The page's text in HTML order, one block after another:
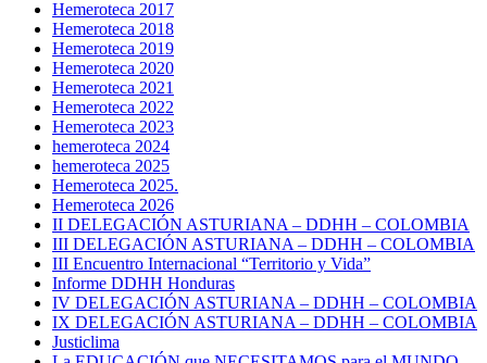
Hemeroteca 2017
Hemeroteca 2018
Hemeroteca 2019
Hemeroteca 2020
Hemeroteca 2021
Hemeroteca 2022
Hemeroteca 2023
hemeroteca 2024
hemeroteca 2025
Hemeroteca 2025.
Hemeroteca 2026
II DELEGACIÓN ASTURIANA – DDHH – COLOMBIA
III DELEGACIÓN ASTURIANA – DDHH – COLOMBIA
III Encuentro Internacional “Territorio y Vida”
Informe DDHH Honduras
IV DELEGACIÓN ASTURIANA – DDHH – COLOMBIA
IX DELEGACIÓN ASTURIANA – DDHH – COLOMBIA
Justiclima